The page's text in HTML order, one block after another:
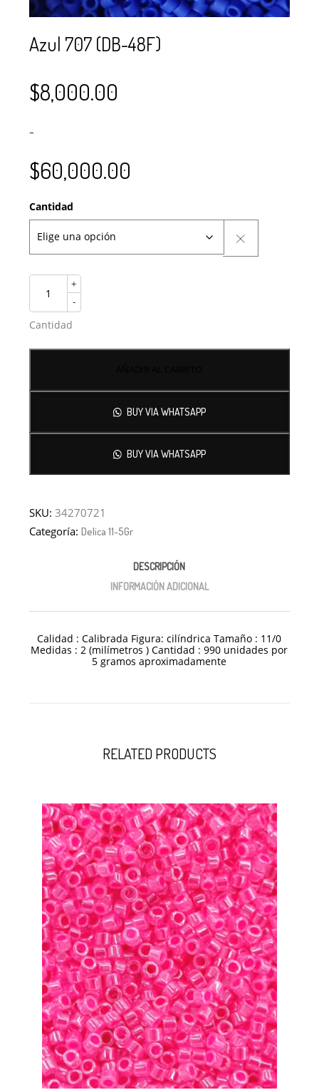
Azul 707 (DB-48F)
$8,000.00
–
$60,000.00
Cantidad
+
-
Cantidad
BUY VIA WHATSAPP
BUY VIA WHATSAPP
SKU:34270721
Categoría:Delica 11-5Gr
DESCRIPCIÓN
INFORMACIÓN ADICIONAL
Calidad : Calibrada Figura: cilíndrica Tamaño : 11/0
Medidas : 2 (milímetros ) Cantidad : 990 unidades por
5 gramos aproximadamente
RELATED PRODUCTS